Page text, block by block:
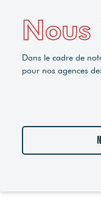
Nous
Dans le cadre de
pour nos agences